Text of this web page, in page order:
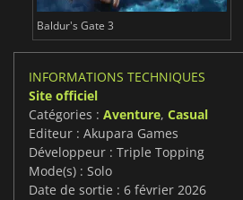
Baldur's Gate 3
INFORMATIONS TECHNIQUES
Site officiel
Catégories : Aventure, Casual
Editeur : Akupara Games
Développeur : Triple Topping
Mode(s) : Solo
Date de sortie : 6 février 2026